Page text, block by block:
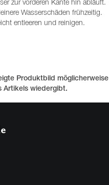
zur vorderen Kante hin abläuft.
Wasserschäden frühzeitig.
entleeren und reinigen.
Produktbild möglicherweise
Artikels wiedergibt.